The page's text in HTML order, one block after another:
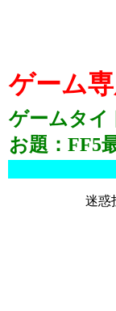
ゲーム
ゲームタイ
お題：FF5
迷惑